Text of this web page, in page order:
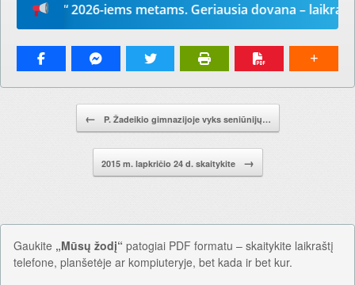
žodį“ 2026-iems metams. Geriausia dovana – laikraštis!
Pranešimo navigacija.
← P. Žadeikio gimnazijoje vyks seniūnijų…
2015 m. lapkričio 24 d. skaitykite →
Gaukite „Mūsų žodį“ patogiai PDF formatu – skaitykite laikraštį
telefone, planšetėje ar kompiuteryje, bet kada ir bet kur.